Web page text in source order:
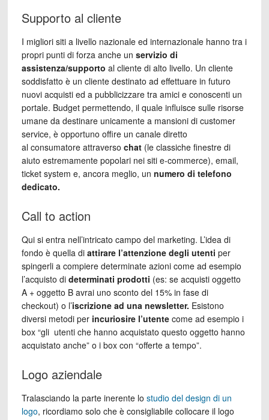
Supporto al cliente
I migliori siti a livello nazionale ed internazionale hanno tra i
propri punti di forza anche un servizio di
assistenza/supporto al cliente di alto livello. Un cliente
soddisfatto è un cliente destinato ad effettuare in futuro
nuovi acquisti ed a pubblicizzare tra amici e conoscenti un
portale. Budget permettendo, il quale influisce sulle risorse
umane da destinare unicamente a mansioni di customer
service, è opportuno offire un canale diretto
al consumatore attraverso chat(le classiche finestre di
aiuto estremamente popolari nei siti e-commerce), email,
ticket system e, ancora meglio, un numero di telefono
dedicato.
Call to action
Qui si entra nell’intricato campo del marketing. L’idea di
fondo è quella di attirare l’attenzione degli utenti per
spingerli a compiere determinate azioni come ad esempio
l’acquisto di determinati prodotti (es: se acquisti oggetto
A + oggetto B avrai uno sconto del 15% in fase di
checkout) o l’iscrizione ad una newsletter. Esistono
diversi metodi perincuriosire l’utentecome ad esempio i
box “gli utenti che hanno acquistato questo oggetto hanno
acquistato anche” o i box con “offerte a tempo”.
Logo aziendale
Tralasciando la parte inerente lo studio del design di un
logo, ricordiamo solo che è consigliabile collocare il logo